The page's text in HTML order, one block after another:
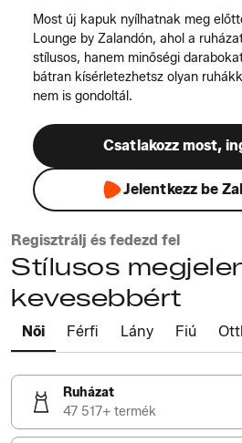
Most új kapuk nyílhatnak meg
Lounge by Zalandón, ahol a
stílusos, hanem minőségi
bátran kísérletezhetsz olyan
nem is gondoltál.
Csatlakozz most,
Jelentkezz be
Regisztrálj és fedezd fel
Stílusos
kevesebbért
Női Férfi Lány Fiú
Ruházat
47 517+ termék